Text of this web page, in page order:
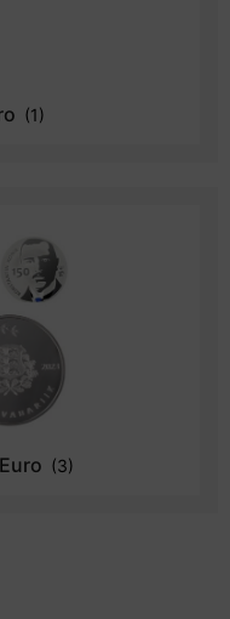
(1)
(3)